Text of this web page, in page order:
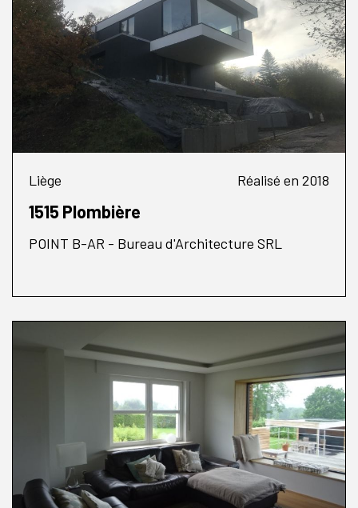
Liège Réalisé en 2018
1515 Plombière
POINT B-AR - Bureau d'Architecture SRL